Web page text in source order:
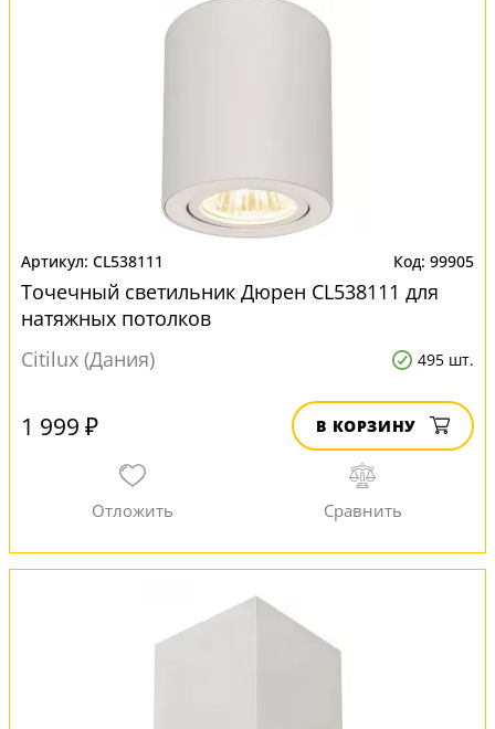
CL538111 99905
Точечный светильник Дюрен CL538111 для
натяжных потолков
Citilux (Дания)
495 шт.
1 999 ₽ В КОРЗИНУ